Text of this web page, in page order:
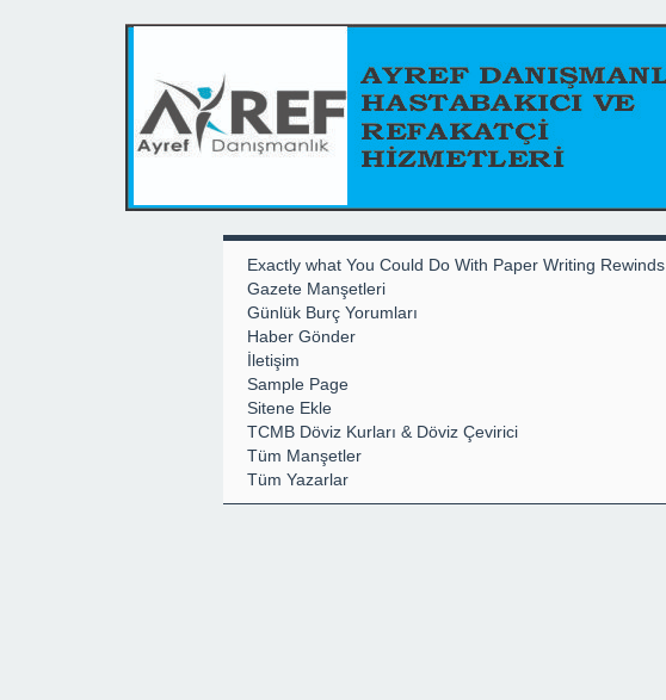
Exactly what You Could Do With Paper Writing Rewinds
Gazete Manşetleri
Günlük Burç Yorumları
Haber Gönder
İletişim
Sample Page
Sitene Ekle
TCMB Döviz Kurları & Döviz Çevirici
Tüm Manşetler
Tüm Yazarlar